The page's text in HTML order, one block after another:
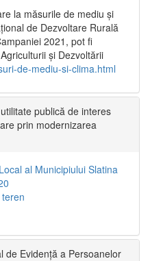
la măsurile de mediu și
de Dezvoltare Rurală
2021, pot fi
și Dezvoltării
de-mediu-si-clima.html
publică de interes
prin modernizarea
al Municipiului Slatina
de Evidență a Persoanelor